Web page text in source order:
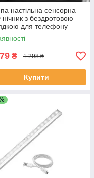
настільна сенсорна
нічник з бездротовою
для телефону
навушників BTJ-
₴ 1 298 ₴
Купити